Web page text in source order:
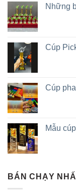
Những
Cúp
Cúp
Mẫu
BÁN CHẠY